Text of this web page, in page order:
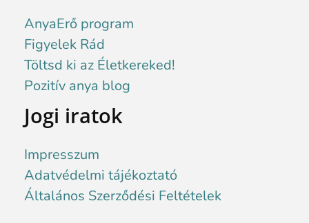
AnyaErő program
Figyelek Rád
Töltsd ki az Életkereked!
Pozitív anya blog
Jogi iratok
Impresszum
Adatvédelmi tájékoztató
Általános Szerződési Feltételek